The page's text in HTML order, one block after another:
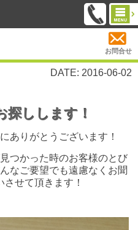
お問合せ
DATE: 2016-06-02
探しします！
ありがとうございます！
つかった時のお客様のとび
なご要望でも遠慮なくお聞
せて頂きます！